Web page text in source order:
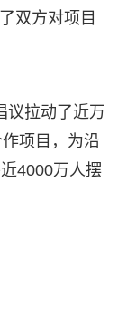
双方对项目
议拉动了近万
项目，为沿
4000万人摆